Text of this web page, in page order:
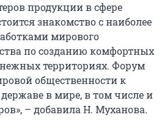
продукции в сфере
знакомство с наиболее
мирового
по созданию комфортных
территориях. Форум
общественности к
в мире, в том числе и
– добавила Н. Муханова.